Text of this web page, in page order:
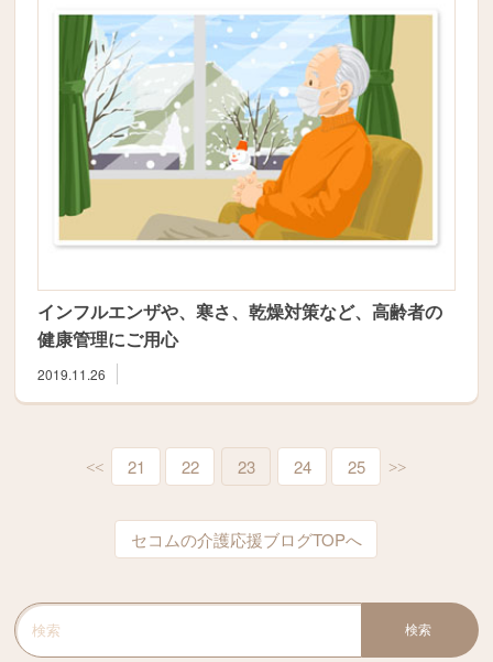
インフルエンザや、寒さ、乾燥対策など、高齢者の
健康管理にご用心
2019.11.26
<< 21 22 23 24 25 >>
セコムの介護応援ブログTOPへ
検索キーワード入力
検索